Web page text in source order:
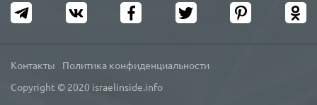
Copyright © 2020 israelinside.info
Контакты Политика конфиденциальности